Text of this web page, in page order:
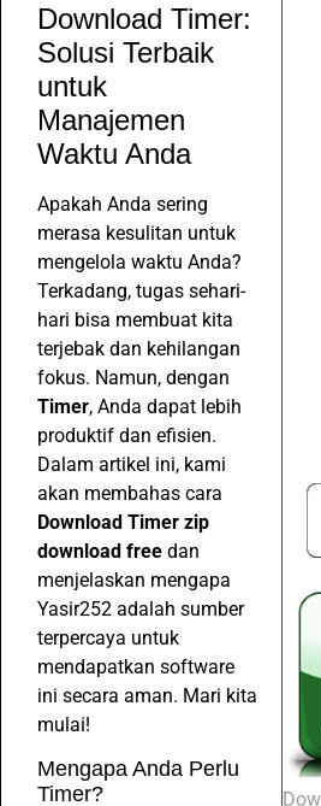
Download Timer:
Solusi Terbaik
untuk
Manajemen
Waktu Anda
Apakah Anda sering
merasa kesulitan untuk
mengelola waktu Anda?
Terkadang, tugas sehari-
hari bisa membuat kita
terjebak dan kehilangan
fokus. Namun, dengan
Timer, Anda dapat lebih
produktif dan efisien.
Dalam artikel ini, kami
akan membahas cara
Download Timer zip
download free dan
menjelaskan mengapa
Yasir252 adalah sumber
terpercaya untuk
mendapatkan software
ini secara aman. Mari kita
mulai!
Mengapa Anda Perlu
Timer?